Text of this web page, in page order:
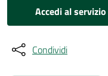
Accedi al servizio
Condividi